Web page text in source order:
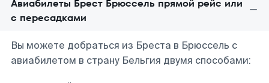
Авиабилеты Брест Брюссель прямой рейс или
с пересадками
Вы можете добраться из Бреста в Брюссель с
авиабилетом в страну Бельгия двумя способами: